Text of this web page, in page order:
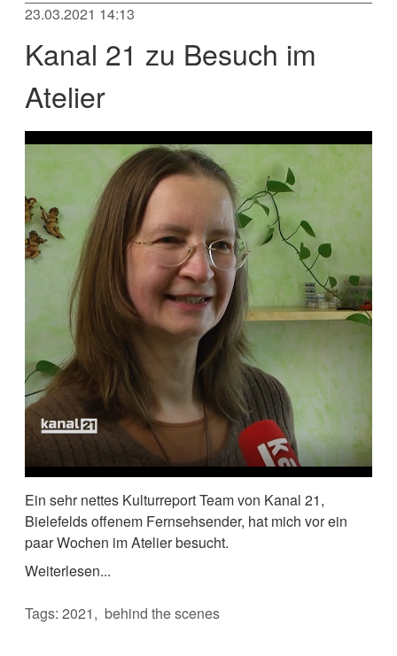
23.03.2021 14:13
Kanal 21 zu Besuch im
Atelier
Ein sehr nettes Kulturreport Team von Kanal 21,
Bielefelds offenem Fernsehsender, hat mich vor ein
paar Wochen im Atelier besucht.
Weiterlesen...
Tags:2021 behind the scenes